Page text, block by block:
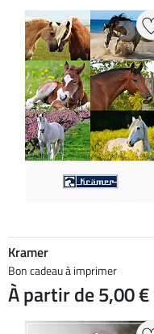
Kramer
Bon cadeau à imprimer
À partir de 5,00 €